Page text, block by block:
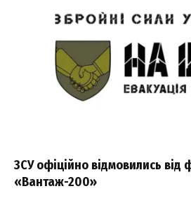
ЗСУ офіційно відмовились
«Вантаж-200»